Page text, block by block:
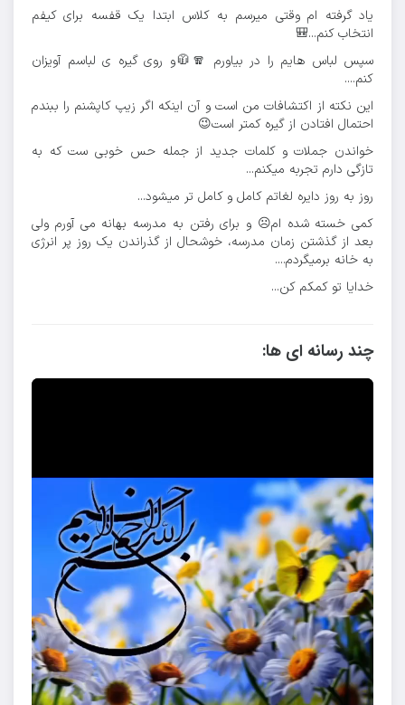
یاد گرفته ام وقتی میرسم به کلاس ابتدا یک قفسه برای کیفم
انتخاب کنم...🎒
سپس لباس هایم را در بیاورم 🧣🧥و روی گیره ی لباسم آویزان
کنم....
این نکته از اکتشافات من است و آن اینکه اگر زیپ کاپشنم را ببندم
احتمال افتادن از گیره کمتر است😉
خواندن جملات و کلمات جدید از جمله حس خوبی ست که به
تازگی دارم تجربه میکنم...
روز به روز دایره لغاتم کامل و کامل تر میشود...
کمی خسته شده ام☹️ و برای رفتن به مدرسه بهانه می آورم ولی
بعد از گذشتن زمان مدرسه، خوشحال از گذراندن یک روز پر انرژی
به خانه برمیگردم....
خدایا تو کمکم کن...
چند رسانه ای ها: